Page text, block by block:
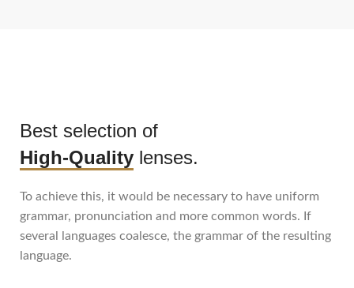
Best selection of
High-Quality lenses.
To achieve this, it would be necessary to have uniform
grammar, pronunciation and more common words. If
several languages coalesce, the grammar of the resulting
language.